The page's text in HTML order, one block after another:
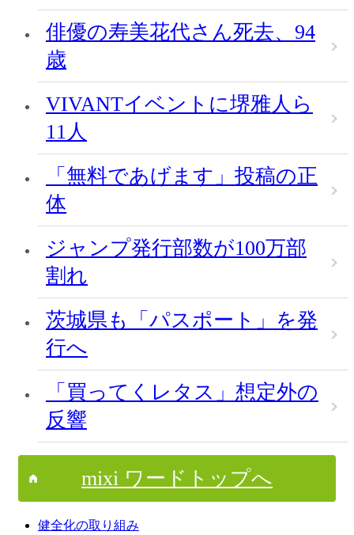
俳優の寿美花代さん死去、94
歳
VIVANTイベントに堺雅人ら
11人
「無料であげます」投稿の正
体
ジャンプ発行部数が100万部
割れ
茨城県も「パスポート」を発
行へ
「買ってくレタス」想定外の
反響
mixi ワードトップへ
健全化の取り組み